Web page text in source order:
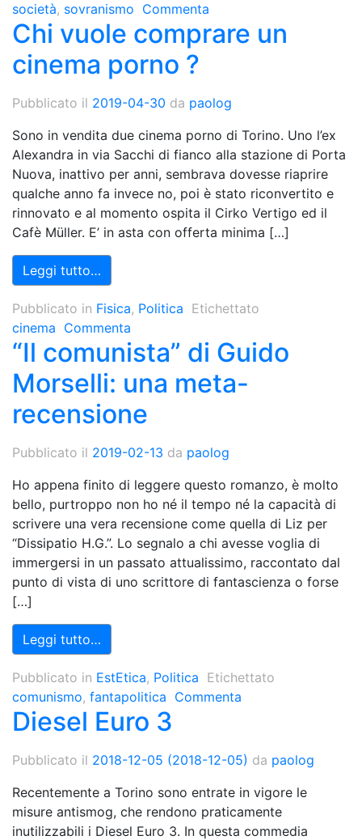
società, sovranismo Commenta
Chi vuole comprare un
cinema porno ?
Pubblicato il 2019-04-30 da paolog
Sono in vendita due cinema porno di Torino. Uno l’ex
Alexandra in via Sacchi di fianco alla stazione di Porta
Nuova, inattivo per anni, sembrava dovesse riaprire
qualche anno fa invece no, poi è stato riconvertito e
rinnovato e al momento ospita il Cirko Vertigo ed il
Cafè Müller. E’ in asta con offerta minima […]
Leggi tutto…
Pubblicato in Fisica, Politica Etichettato
cinema Commenta
“Il comunista” di Guido
Morselli: una meta-
recensione
Pubblicato il 2019-02-13 da paolog
Ho appena finito di leggere questo romanzo, è molto
bello, purtroppo non ho né il tempo né la capacità di
scrivere una vera recensione come quella di Liz per
“Dissipatio H.G.”. Lo segnalo a chi avesse voglia di
immergersi in un passato attualissimo, raccontato dal
punto di vista di uno scrittore di fantascienza o forse
[…]
Leggi tutto…
Pubblicato in EstEtica, Politica Etichettato
comunismo, fantapolitica Commenta
Diesel Euro 3
Pubblicato il 2018-12-05 (2018-12-05) da paolog
Recentemente a Torino sono entrate in vigore le
misure antismog, che rendono praticamente
inutilizzabili i Diesel Euro 3. In questa commedia